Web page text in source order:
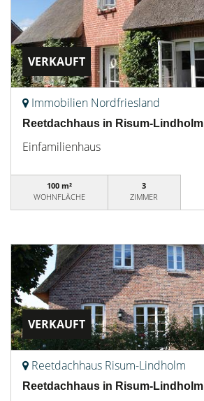
VERKAUFT
Immobilien Nordfriesland
Reetdachhaus in Risum-Lindholm
Einfamilienhaus
100 m²
WOHNFLÄCHE
3
ZIMMER
VERKAUFT
Reetdachhaus Risum-Lindholm
Reetdachhaus in Risum-Lindholm